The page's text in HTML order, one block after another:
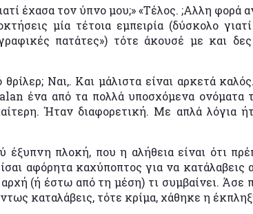
έχασα τον ύπνο μου;» «Τέλος. ;Aλλη φορά
μία τέτοια εμπειρία (δύσκολο
πατάτες») τότε άκουσέ με και
Ναι,. Και μάλιστα είναι αρκετά
ένα από τα πολλά υποσχόμενα ονόματα
Ήταν διαφορετική. Με απλά λόγια
έξυπνη πλοκή, που η αλήθεια είναι ότι
αφόρητα καχύποπτος για να κατάλαβεις
(ή έστω από τη μέση) τι συμβαίνει. Άσε
καταλάβεις, τότε κρίμα, χάθηκε η